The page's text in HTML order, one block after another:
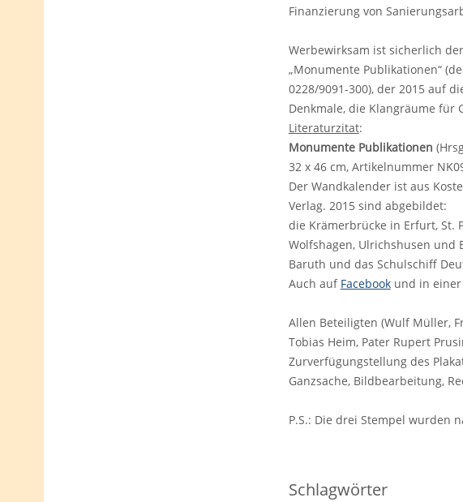
Finanzierung von
Werbewirksam ist sicherlich
„Monumente Publikationen“
0228/9091-300), der 2015 auf
Denkmale, die Klangräume für
Literaturzitat:
Monumente Publikationen
32 x 46 cm, Artikelnummer
Der Wandkalender ist aus
Verlag. 2015 sind abgebildet:
die Krämerbrücke in Erfurt, St.
Wolfshagen, Ulrichshusen
Baruth und das Schulschiff
Auch auf Facebookund in einer
Allen Beteiligten (Wulf Müller,
Tobias Heim, Pater Rupert
Zurverfügungstellung des
Ganzsache, Bildbearbeitung,
P.S.: Die drei Stempel wurden
Schlagwörter